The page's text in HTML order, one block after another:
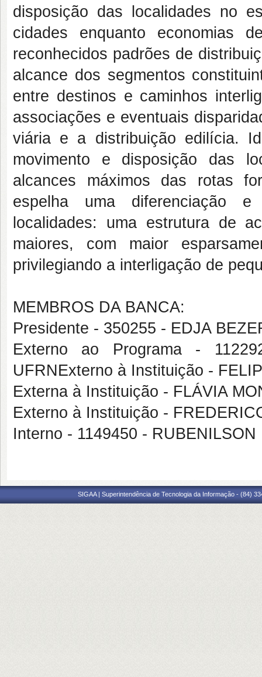
disposição das localidades no
cidades enquanto economias
reconhecidos padrões de
alcance dos segmentos
entre destinos e caminhos
associações e eventuais
viária e a distribuição edilícia.
movimento e disposição das
alcances máximos das rotas
espelha uma diferenciação e
localidades: uma estrutura de
maiores, com maior
privilegiando a interligação de
MEMBROS DA BANCA:
Presidente - 350255 - EDJA
Externo ao Programa -
UFRNExterno à Instituição -
Externa à Instituição - FLÁVIA
Externo à Instituição -
Interno - 1149450 -
SIGAA | Superintendência de Tecnologia da Informação - (84)